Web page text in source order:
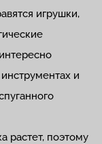
игрушки,
и
растет, поэтому